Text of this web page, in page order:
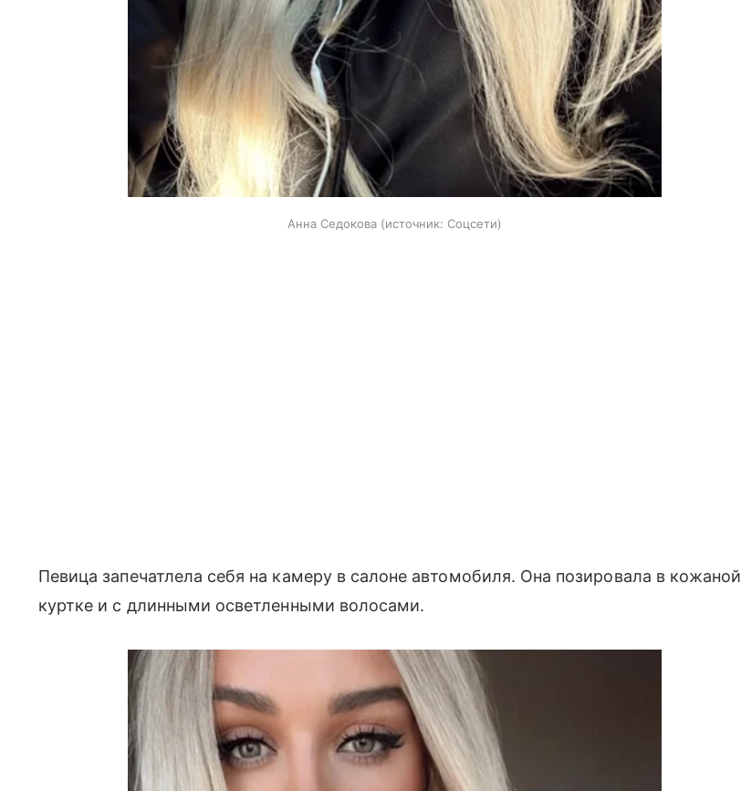
Анна Седокова источник: Соцсети
Певица запечатлела себя на камеру в салоне автомобиля. Она позировала в кожаной
куртке и с длинными осветленными волосами.